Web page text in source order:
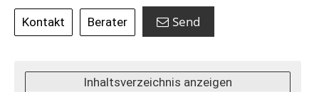
Kontakt Berater Send
Inhaltsverzeichnis anzeigen